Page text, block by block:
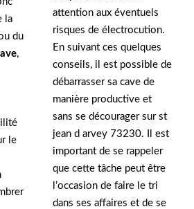
la
du
,
le
attention aux éventuels
risques de électrocution.
En suivant ces quelques
conseils, il est possible de
débarrasser sa cave de
manière productive et
sans se décourager sur st
jean d arvey 73230. Il est
important de se rappeler
que cette tâche peut être
l’occasion de faire le tri
dans ses affaires et de se